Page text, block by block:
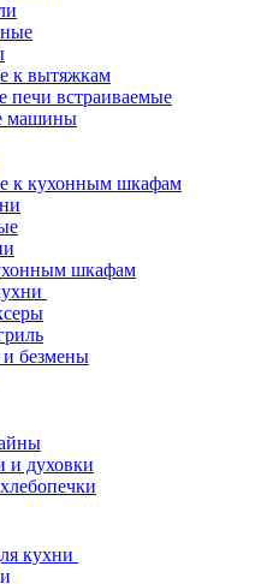
к вытяжкам
встраиваемые
машины
к кухонным шкафам
шкафам
безмены
и духовки
кухни